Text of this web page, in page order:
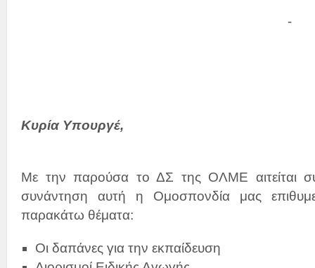
-
Κυρία Υπουργέ,
Με την παρούσα το ΔΣ της ΟΛΜΕ αιτείται
συνάντηση αυτή η Ομοσπονδία μας
παρακάτω θέματα:
Οι δαπάνες για την εκπαίδευση